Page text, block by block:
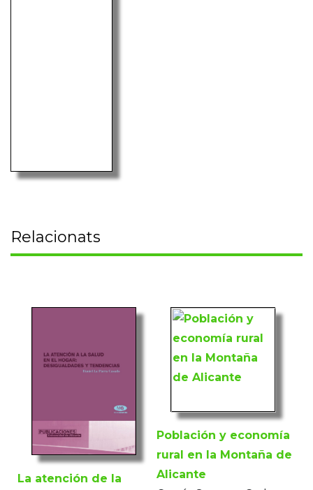
Relacionats
La atención de la
Población y economía
rural en la Montaña de
Alicante